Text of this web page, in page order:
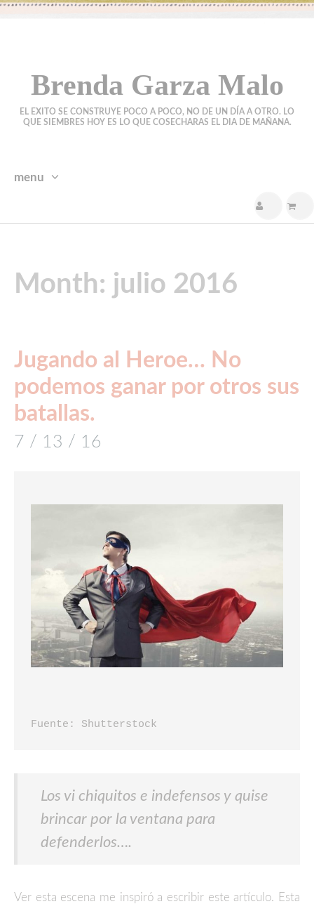
Brenda Garza Malo
EL EXITO SE CONSTRUYE POCO A POCO, NO DE UN DÍA A OTRO. LO
QUE SIEMBRES HOY ES LO QUE COSECHARAS EL DIA DE MAÑANA.
menu
Month: julio 2016
Jugando al Heroe… No
podemos ganar por otros sus
batallas.
7 / 13 / 16
Fuente: Shutterstock
Los vi chiquitos e indefensos y quise
brincar por la ventana para
defenderlos….
Ver esta escena me inspiró a escribir este artículo. Esta